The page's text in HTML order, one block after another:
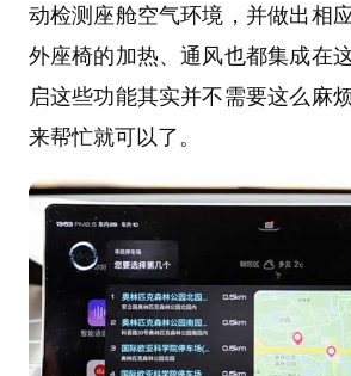
动检测座舱空气环境，并做出相
外座椅的加热、通风也都集成在
启这些功能其实并不需要这么麻
来帮忙就可以了。